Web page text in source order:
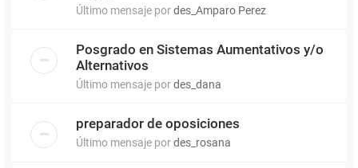
Último mensaje pordes_Amparo Perez
Posgrado en Sistemas Aumentativos y/o
Alternativos
Último mensaje pordes_dana
preparador de oposiciones
Último mensaje pordes_rosana